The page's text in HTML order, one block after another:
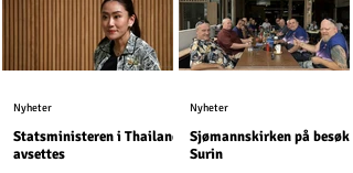
Statsministeren i Thailand
avsettes
Nyheter
Sjømannskirken på besøk i
Surin
Nyheter